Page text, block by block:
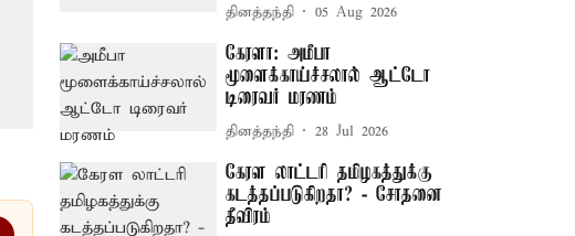
தினத்தந்தி 05 Aug 2026
கேரளா: அமீபா
மூளைக்காய்ச்சலால் ஆட்டோ
டிரைவர் மரணம்
தினத்தந்தி 28 Jul 2026
கேரள லாட்டரி தமிழகத்துக்கு
கடத்தப்படுகிறதா? - சோதனை
தீவிரம்